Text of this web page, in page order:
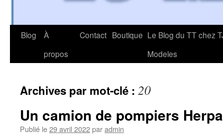
Aller
Blog
À
propos
Contact Boutique Le Blog du TT chez
Modeles
Archives par mot-clé : 20
Un camion de pompiers Herpa
Publié le29 avril 2022paradmin